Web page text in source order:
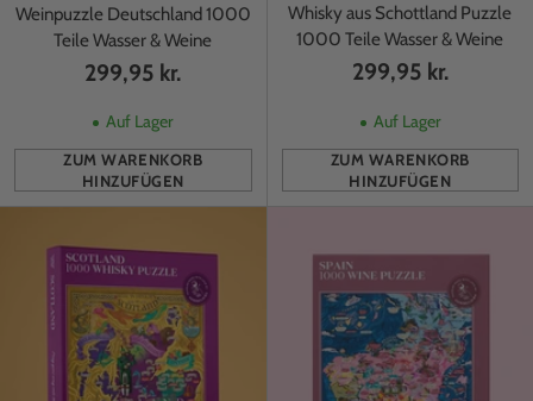
Weinpuzzle Deutschland 1000
Teile Wasser & Weine
299,95 kr.
Auf Lager
ZUM WARENKORB
HINZUFÜGEN
Anzahl
Whisky aus Schottland Puzzle
1000 Teile Wasser & Weine
299,95 kr.
Auf Lager
ZUM WARENKORB
HINZUFÜGEN
Anzahl